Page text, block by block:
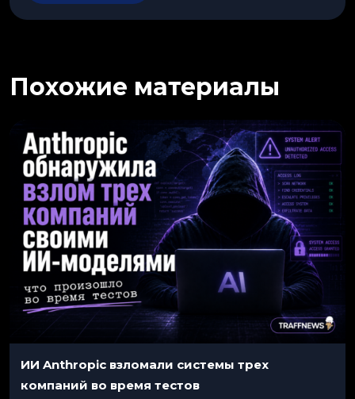
Похожие материалы
ИИ Anthropic взломали системы трех
компаний во время тестов